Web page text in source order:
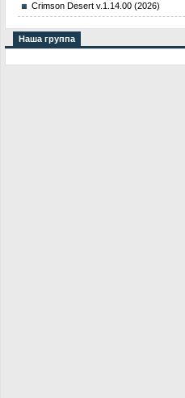
Crimson Desert v.1.14.00 (2026)
Наша группа